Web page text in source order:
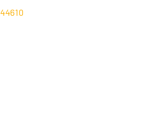
44610